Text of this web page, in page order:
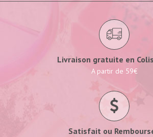
Livraison gratuite en
A partir de 59€
Satisfait ou